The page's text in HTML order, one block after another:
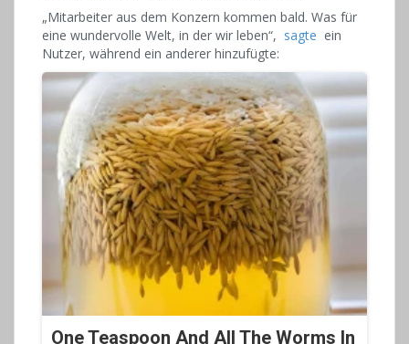
„Mitarbeiter aus dem Konzern kommen bald. Was für
eine wundervolle Welt, in der wir leben“, sagte ein
Nutzer, während ein anderer hinzufügte:
One Teaspoon And All The Worms In